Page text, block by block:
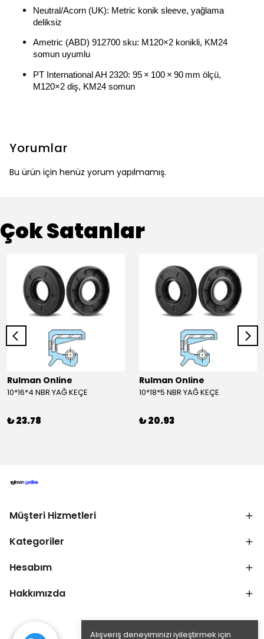
Alışveriş deneyiminizi iyileştirmek için
Neutral/Acorn (UK): Metric konik sleeve, yağlama
deliksiz
Ametric (ABD) 912700 sku: M120×2 konikli, KM24
somun uyumlu
PT International AH 2320: 95 × 100 × 90 mm ölçü,
M120×2 diş, KM24 somun
Yorumlar
Bu ürün için henüz yorum yapılmamış.
Çok Satanlar
Rulman Online
10*16*4 NBR YAĞ KEÇE
₺ 23.78
Rulman Online
10*18*5 NBR YAĞ KEÇE
₺ 20.93
Müşteri Hizmetleri
Kategoriler
Hesabım
Hakkımızda